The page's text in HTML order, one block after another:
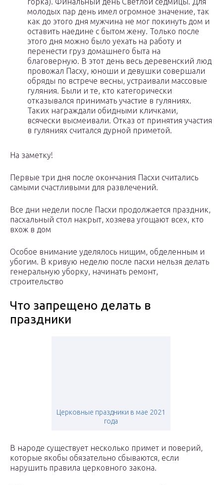
молодых пар день имел огромное значение, так
как до этого дня мужчина не мог покинуть дом и
оставить наедине с бытом жену. Только после
этого дня можно было уехать на работу и
перенести груз домашнего быта на
благоверную. В этот день весь деревенский люд
провожал Пасху, юноши и девушки совершали
обряды по встрече весны, устраивали массовые
гуляния. Были и те, кто категорически
отказывался принимать участие в гуляниях.
Таких награждали обидными кличками,
всячески высмеивали. Отказ от принятия участия
в гуляниях считался дурной приметой.
На заметку!
Первые три дня после окончания Пасхи считались
самыми счастливыми для развлечений.
Все дни недели после Пасхи продолжается праздник,
пасхальный стол накрыт, хозяева угощают всех, кто
вхож в дом
Особое внимание уделялось нищим, обделенным и
убогим. В кривую неделю после пасхи нельзя делать
генеральную уборку, начинать ремонт,
строительство
Что запрещено делать в
праздники
Церковные праздники в мае 2021
года
В народе существует несколько примет и поверий,
которые якобы обязательно сбываются, если
нарушить правила церковного закона.